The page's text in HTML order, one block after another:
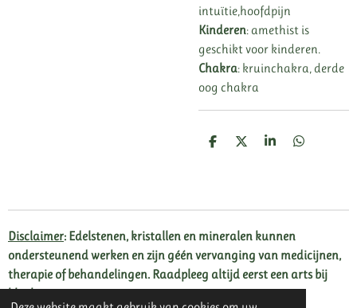
intuïtie,hoofdpijn
Kinderen: amethist is
geschikt voor kinderen.
Chakra: kruinchakra, derde
oog chakra
D
D
S
D
Disclaimer: Edelstenen, kristallen en mineralen kunnen
ondersteunend werken en zijn géén vervanging van medicijnen,
therapie of behandelingen. Raadpleeg altijd eerst een arts bij
klachten.